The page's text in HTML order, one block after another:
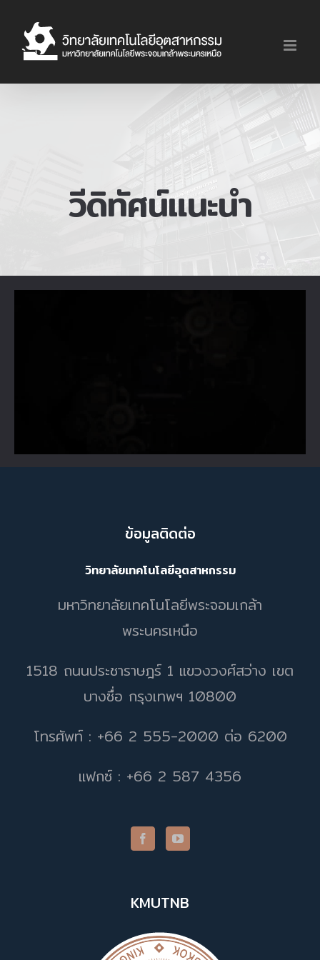
content
วีดิทัศน์แนะนำ
ข้อมูลติดต่อ
วิทยาลัยเทคโนโลยีอุตสาหกรรม
มหาวิทยาลัยเทคโนโลยีพระจอมเกล้า
พระนครเหนือ
1518 ถนนประชาราษฎร์ 1 แขวงวงศ์สว่าง เขต
บางซื่อ กรุงเทพฯ 10800
โทรศัพท์ : +66 2 555-2000 ต่อ 6200
แฟกซ์ : +66 2 587 4356
KMUTNB